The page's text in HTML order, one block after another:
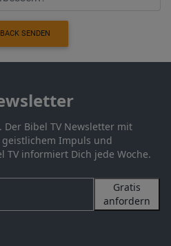
SENDEN
Bibel TV Newsletter mit
Impuls und
TV informiert Dich jede Woche.
Gratis
anfordern